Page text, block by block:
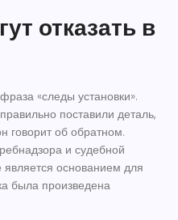
отказать в
«следы установки».
поставили деталь,
говорит об обратном.
и судебной
является основанием для
была произведена